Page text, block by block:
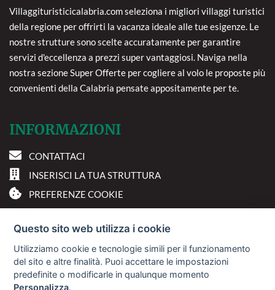
Villaggituristicicalabria.com seleziona i migliori villaggi turistici
della regione per offrirti la vacanza ideale alle tue esigenze. Le
nostre strutture sono scelte accuratamente per garantire
servizi d'eccellenza a prezzi super vantaggiosi. Naviga nella
nostra sezione Super Offerte per cogliere al volo le proposte più
convenienti della Calabria pensate appositamente per te.
INFORMAZIONI
CONTATTACI
INSERISCI LA TUA STRUTTURA
PREFERENZE COOKIE
DOVE SIAMO
Via A. Costa, 2 - 63822
Porto San Giorgio (FM)
Questo sito web utilizza i cookie
Utilizziamo cookie e tecnologie simili per il funzionamento
del sito e altre finalità. Puoi accettare le impostazioni
predefinite o modificarle in qualunque momento
Personalizza.